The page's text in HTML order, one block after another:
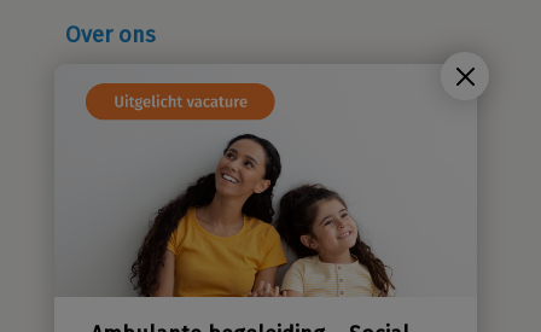
Over ons
Cliëntenraad
Sensatieve methodiek
Groene zorg
Stichting Sensa